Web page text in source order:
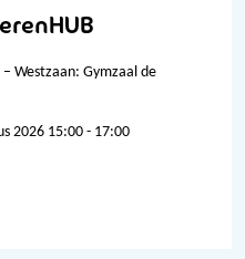
Westzaan: Gymzaal de
2026 15:00 - 17:00